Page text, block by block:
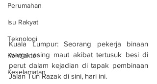
Perumahan
Isu Rakyat
Teknologi
Kontraktor
Keselamatan
Kuala Lumpur: Seorang pekerja binaan
warga asing maut akibat tertusuk besi di
perut dalam kejadian di tapak pembinaan
Jalan Tun Razak di sini, hari ini.